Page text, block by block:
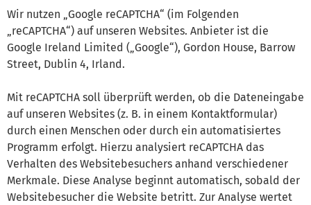
Wir nutzen „Google reCAPTCHA“ (im Folgenden
„reCAPTCHA“) auf unseren Websites. Anbieter ist die
Google Ireland Limited („Google“), Gordon House, Barrow
Street, Dublin 4, Irland.
Mit reCAPTCHA soll überprüft werden, ob die Dateneingabe
auf unseren Websites (z. B. in einem Kontaktformular)
durch einen Menschen oder durch ein automatisiertes
Programm erfolgt. Hierzu analysiert reCAPTCHA das
Verhalten des Websitebesuchers anhand verschiedener
Merkmale. Diese Analyse beginnt automatisch, sobald der
Websitebesucher die Website betritt. Zur Analyse wertet